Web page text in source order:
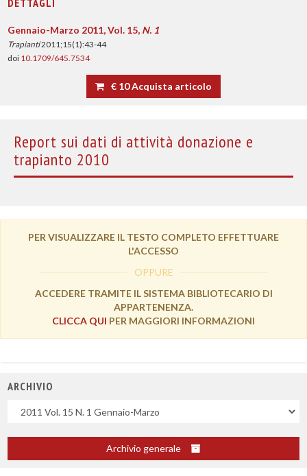
DETTAGLI
Gennaio-Marzo 2011, Vol. 15, N. 1
Trapianti2011;15(1):43-44
doi 10.1709/645.7534
€ 10 Acquista articolo
Report sui dati di attività donazione e
trapianto 2010
PER VISUALIZZARE IL TESTO COMPLETO EFFETTUARE
L'ACCESSO
OPPURE
ACCEDERE TRAMITE IL SISTEMA BIBLIOTECARIO DI
APPARTENENZA.
CLICCA QUI PER MAGGIORI INFORMAZIONI
ARCHIVIO
Archivio generale